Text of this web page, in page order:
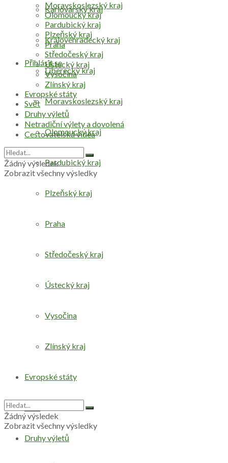
Přihlásit se
Karlovarský kraj
Královéhradecký kraj
Liberecký kraj
Moravskoslezský kraj
Olomoucký kraj
Pardubický kraj
Plzeňský kraj
Praha
Středočeský kraj
Ústecký kraj
Vysočina
Zlínský kraj
Evropské státy
Svět
Druhy výletů
Moravskoslezský kraj
Olomoucký kraj
Pardubický kraj
Plzeňský kraj
Praha
Středočeský kraj
Ústecký kraj
Vysočina
Zlínský kraj
Evropské státy
Svět
Druhy výletů
Netradiční výlety a dovolená
Cestovatelská videa
Žádný výsledek
Zobrazit všechny výsledky
Žádný výsledek
Zobrazit všechny výsledky